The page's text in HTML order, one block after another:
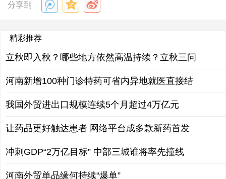
分享到
精彩推荐
立秋即入秋？哪些地方依然高温持续？立秋三问
河南新增100种门诊特药可省内异地就医直接结
我国外贸进出口规模连续5个月超过4万亿元
让药品更好触达患者 网络平台成多款新药首发
冲刺GDP“2万亿目标” 中部三城谁将率先撞线
河南外贸单品缘何持续“爆单”